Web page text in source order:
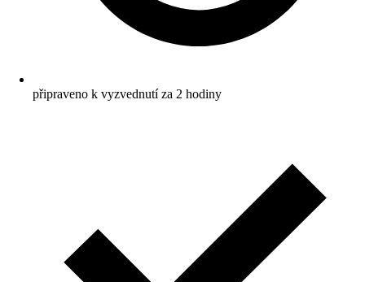
připraveno k vyzvednutí za 2 hodiny